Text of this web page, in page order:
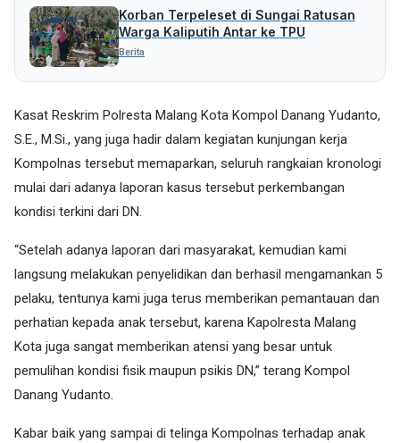
Korban Terpeleset di Sungai Ratusan
Warga Kaliputih Antar ke TPU
Berita
Kasat Reskrim Polresta Malang Kota Kompol Danang Yudanto,
S.E., M.Si., yang juga hadir dalam kegiatan kunjungan kerja
Kompolnas tersebut memaparkan, seluruh rangkaian kronologi
mulai dari adanya laporan kasus tersebut perkembangan
kondisi terkini dari DN.
“Setelah adanya laporan dari masyarakat, kemudian kami
langsung melakukan penyelidikan dan berhasil mengamankan 5
pelaku, tentunya kami juga terus memberikan pemantauan dan
perhatian kepada anak tersebut, karena Kapolresta Malang
Kota juga sangat memberikan atensi yang besar untuk
pemulihan kondisi fisik maupun psikis DN,” terang Kompol
Danang Yudanto.
Kabar baik yang sampai di telinga Kompolnas terhadap anak